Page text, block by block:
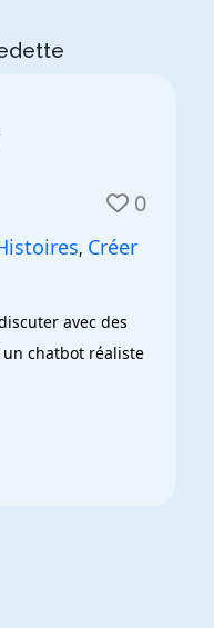
0
, Créer
avec des
chatbot réaliste